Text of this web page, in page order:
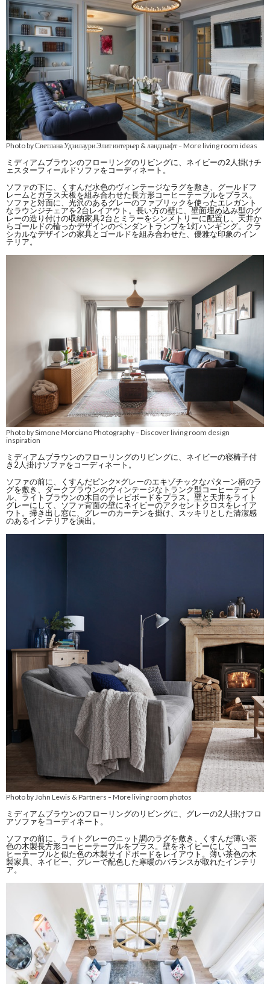
Photo by Светлана Удзилаури Элит интерьер & ландшафт–More living room ideas
ミディアムブラウンのフローリングのリビングに、ネイビーの2人掛けチ
ェスターフィールドソファをコーディネート。
ソファの下に、くすんだ水色のヴィンテージなラグを敷き、グールドフ
レームとガラス天板を組み合わせた長方形コーヒーテーブルをプラス。
ソファと対面に、光沢のあるグレーのファブリックを使ったエレガント
なラウンジチェアを2台レイアウト。長い方の壁に、壁面埋め込み型のグ
レーの造り付けの収納家具2台とミラーをシンメトリーに配置し、天井か
らゴールドの輪っかデザインのペンダントランプを1灯ハンギング。クラ
シカルなデザインの家具とゴールドを組み合わせた、優雅な印象のイン
テリア。
Photo by Simone Morciano Photography–Discover living room design
inspiration
ミディアムブラウンのフローリングのリビングに、ネイビーの寝椅子付
き2人掛けソファをコーディネート。
ソファの前に、くすんだピンク×グレーのエキゾチックなパターン柄のラ
グを敷き、ダークブラウンのヴィンテージなトランク型コーヒーテーブ
ル、ライトブラウンの木目のテレビボードをプラス。壁と天井をライト
グレーにして、ソファ背面の壁にネイビーのアクセントクロスをレイア
ウト。掃き出し窓に、グレーのカーテンを掛け、スッキリとした清潔感
のあるインテリアを演出。
Photo by John Lewis & Partners –More living room photos
ミディアムブラウンのフローリングのリビングに、グレーの2人掛けフロ
アソファをコーディネート。
ソファの前に、ライトグレーのニット調のラグを敷き、くすんだ薄い茶
色の木製長方形コーヒーテーブルをプラス。壁をネイビーにして、コー
ヒーテーブルと似た色の木製サイドボードをレイアウト。薄い茶色の木
製家具、ネイビー、グレーで配色した寒暖のバランスが取れたインテリ
ア。